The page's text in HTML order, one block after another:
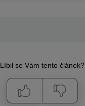
Líbil se Vám tento článek?